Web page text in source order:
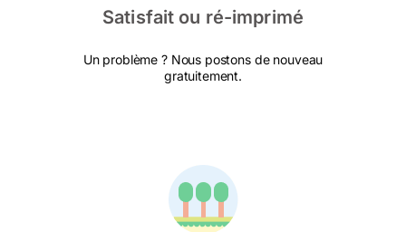
Satisfait ou ré-imprimé
Un problème ? Nous postons de nouveau
gratuitement.